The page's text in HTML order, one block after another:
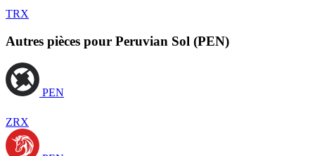
TRX
Autres pièces pour Peruvian Sol (PEN)
PEN
ZRX